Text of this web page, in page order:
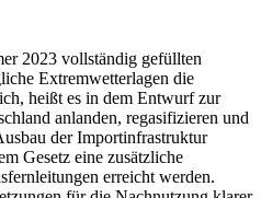
2023 vollständig gefüllten
Extremwetterlagen die
heißt es in dem Entwurf zur
anlanden, regasifizieren und
der Importinfrastruktur
Gesetz eine zusätzliche
erreicht werden.